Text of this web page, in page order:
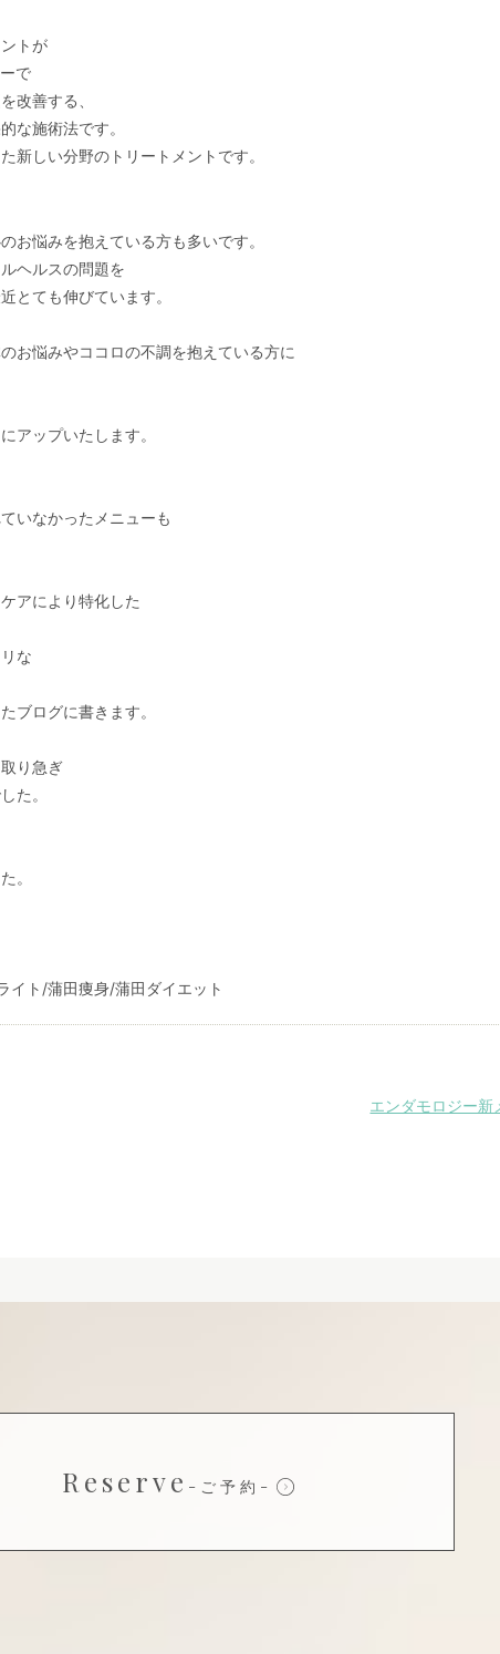
トが
で
改善する、
な施術法です。
新しい分野のトリートメントです。
お悩みを抱えている方も多いです。
ヘルスの問題を
とても伸びています。
お悩みやココロの不調を抱えている方に
アップいたします。
いなかったメニューも
アにより特化した
な
ブログに書きます。
り急ぎ
た。
。
イト/蒲田痩身/蒲田ダイエット
エンダモロジー
Reserve -ご予約-